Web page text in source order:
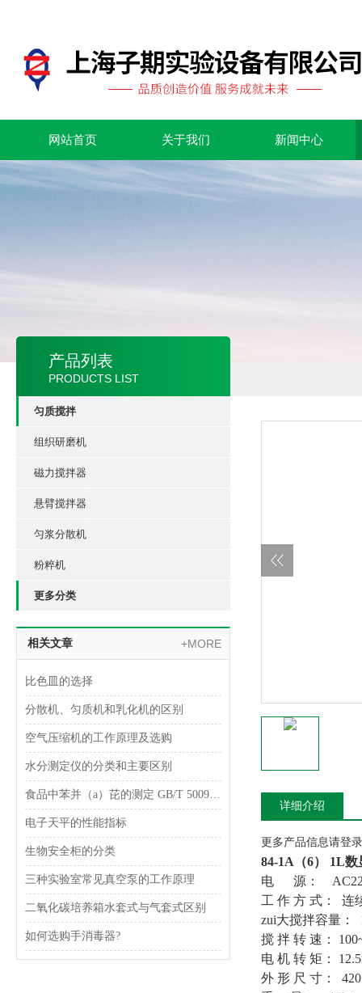
网站首页 关于我们 新闻中心
产品列表
PRODUCTS LIST
匀质搅拌
组织研磨机
磁力搅拌器
悬臂搅拌器
匀浆分散机
粉粹机
更多分类
相关文章 +MORE
比色皿的选择
分散机、匀质机和乳化机的区别
空气压缩机的工作原理及选购
水分测定仪的分类和主要区别
食品中苯并（a）芘的测定 GB/T 5009.27-2003
电子天平的性能指标
生物安全柜的分类
三种实验室常见真空泵的工作原理
二氧化碳培养箱水套式与气套式区别
如何选购手消毒器?
详细介绍
更多产品信息请登
84-1A（6） 1L
电 源：
工 作 方 式： 连
zui大搅拌容量：
搅 拌 转 速：
电 机 转 矩：
外 形 尺 寸：